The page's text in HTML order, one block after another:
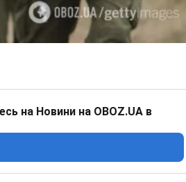
на Новини на OBOZ.UA в